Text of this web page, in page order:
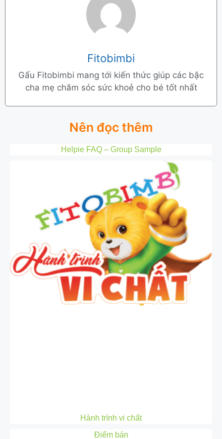
Fitobimbi
Gấu Fitobimbi mang tới kiến thức giúp các bậc
cha mẹ chăm sóc sức khoẻ cho bé tốt nhất
Nên đọc thêm
Helpie FAQ – Group Sample
Hành trình vi chất
Điểm bán